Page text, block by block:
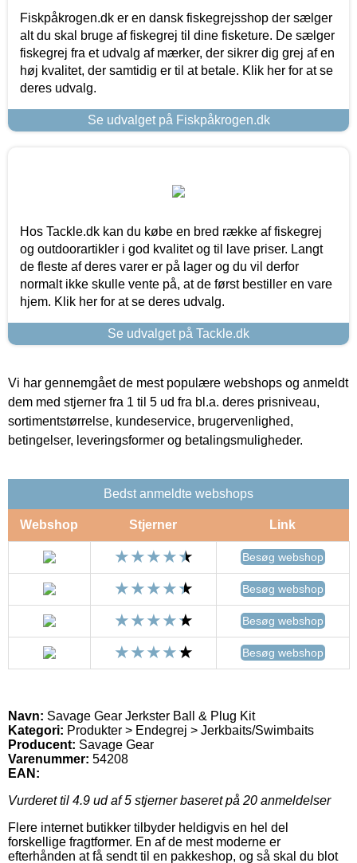
Fiskpåkrogen.dk er en dansk fiskegrejsshop der sælger
alt du skal bruge af fiskegrej til dine fisketure. De sælger
fiskegrej fra et udvalg af mærker, der sikrer dig grej af en
høj kvalitet, der samtidig er til at betale. Klik her for at se
deres udvalg.
Se udvalget på Fiskpåkrogen.dk
Hos Tackle.dk kan du købe en bred række af fiskegrej
og outdoorartikler i god kvalitet og til lave priser. Langt
de fleste af deres varer er på lager og du vil derfor
normalt ikke skulle vente på, at de først bestiller en vare
hjem. Klik her for at se deres udvalg.
Se udvalget på Tackle.dk
Vi har gennemgået de mest populære webshops og anmeldt
dem med stjerner fra 1 til 5 ud fra bl.a. deres prisniveau,
sortimentstørrelse, kundeservice, brugervenlighed,
betingelser, leveringsformer og betalingsmuligheder.
Bedst anmeldte webshops
Webshop Stjerner Link
Besøg webshop
Besøg webshop
Besøg webshop
Besøg webshop
Navn: Savage Gear Jerkster Ball & Plug Kit
Kategori: Produkter > Endegrej > Jerkbaits/Swimbaits
Producent: Savage Gear
Varenummer: 54208
EAN:
Vurderet til 4.9 ud af 5 stjerner baseret på 20 anmeldelser
Flere internet butikker tilbyder heldigvis en hel del
forskellige fragtformer. En af de mest moderne er
efterhånden at få sendt til en pakkeshop, og så skal du blot